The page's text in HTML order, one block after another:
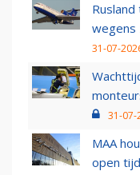
wegens
31-07-
31-07-
MAA
open